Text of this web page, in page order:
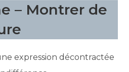
– Montrer de
expression décontractée